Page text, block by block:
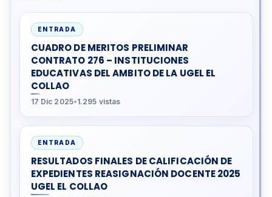
ENTRADA
CUADRO DE MERITOS PRELIMINAR
CONTRATO 276 – INSTITUCIONES
EDUCATIVAS DEL AMBITO DE LA UGEL EL
COLLAO
17 Dic 2025•1.295 vistas
ENTRADA
RESULTADOS FINALES DE CALIFICACIÓN DE
EXPEDIENTES REASIGNACIÓN DOCENTE 2025
UGEL EL COLLAO